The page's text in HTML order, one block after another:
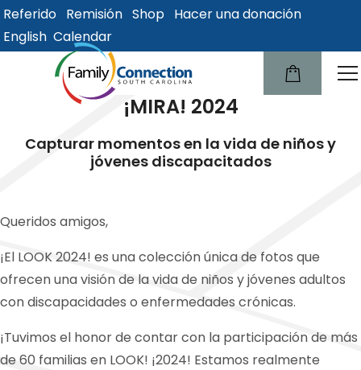
Referido Remisión Shop Hacer una donación
Calendar
English
¡MIRA! 2024
Capturar momentos en la vida de niños y
jóvenes discapacitados
Queridos amigos,
¡El LOOK 2024! es una colección única de fotos que
ofrecen una visión de la vida de niños y jóvenes adultos
con discapacidades o enfermedades crónicas.
¡Tuvimos el honor de contar con la participación de más
de 60 familias en LOOK! ¡2024! Estamos realmente